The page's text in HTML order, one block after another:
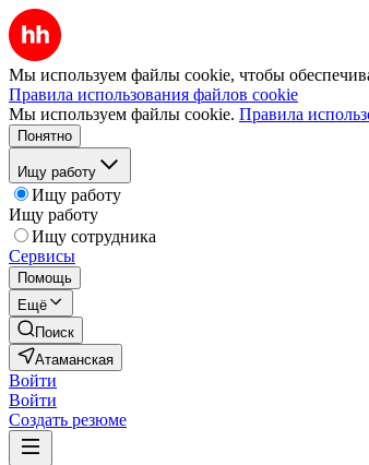
Мы используем файлы cookie, чтобы
Правила использования файлов cookie
Мы используем файлы cookie. Правила
Понятно
Ищу работу
Ищу работу
Ищу работу
Ищу сотрудника
Сервисы
Помощь
Ещё
Поиск
Атаманская
Войти
Войти
Создать резюме